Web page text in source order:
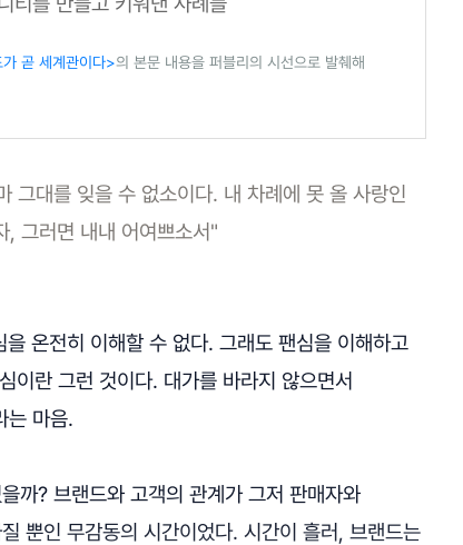
곧 세계관이다>의 본문 내용을 퍼블리의 시선으로 발췌해
그대를 잊을 수 없소이다. 내 차례에 못 올 사랑인
, 그러면 내내 어여쁘소서"
온전히 이해할 수 없다. 그래도 팬심을 이해하고
이란 그런 것이다. 대가를 바라지 않으면서
는 마음.
까? 브랜드와 고객의 관계가 그저 판매자와
뿐인 무감동의 시간이었다. 시간이 흘러, 브랜드는